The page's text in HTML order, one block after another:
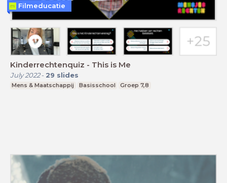
Kinderrechtenquiz - This is Me
July 2022- 29 slides
Mens & Maatschappij Basisschool Groep 7,8
Filmeducatie